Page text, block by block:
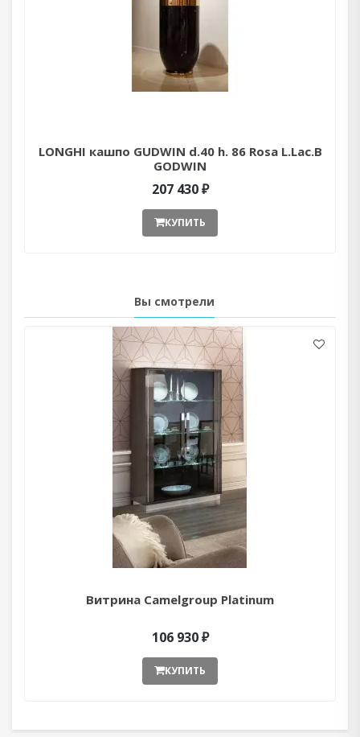
LONGHI кашпо GUDWIN d.40 h. 86 Rosa L.Lac.B
GODWIN
207 430 ₽
КУПИТЬ
Вы смотрели
Витрина Camelgroup Platinum
106 930 ₽
КУПИТЬ